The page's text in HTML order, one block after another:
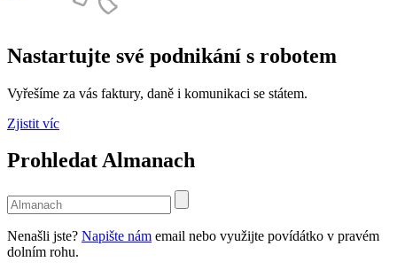
Nastartujte své podnikání s robotem
Vyřešíme za vás faktury, daně i komunikaci se státem.
Zjistit víc
Prohledat Almanach
Use
the
and
Nenašli jste? Napište nám email nebo využijte povídátko v pravém
dolním rohu.